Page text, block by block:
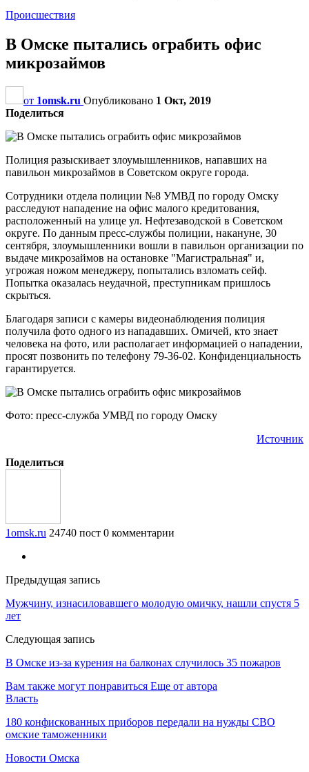
Происшествия
В Омске пытались ограбить офис
микрозаймов
от 1omsk.ru Опубликовано 1 Окт, 2019
Поделиться
Полиция разыскивает злоумышленников, напавших на
павильон микрозаймов в Советском округе города.
Сотрудники отдела полиции №8 УМВД по городу Омску
расследуют нападение на офис малого кредитования,
расположенный на улице ул. Нефтезаводской в Советском
округе. По данным пресс-службы полиции, накануне, 30
сентября, злоумышленники вошли в павильон организации по
выдаче микрозаймов на остановке "Магистральная" и,
угрожая ножом менеджеру, попытались взломать сейф.
Попытка оказалась неудачной, преступникам пришлось
скрыться.
Благодаря записи с камеры видеонаблюдения полиция
получила фото одного из нападавших. Омичей, кто знает
человека на фото, или располагает информацией о нападении,
просят позвонить по телефону 79-36-02. Конфиденциальность
гарантируется.
Фото: пресс-служба УМВД по городу Омску
Источник
Поделиться
1omsk.ru 24740 пост 0 комментарии
Предыдущая запись
Мужчину, изнасиловавшего молодую омичку, нашли спустя 5
лет
Следующая запись
В Омске из-за курения на балконах случилось 35 пожаров
Вам также могут понравиться Еще от автора
Власть
180 конфискованных приборов передали на нужды СВО
омские таможенники
Новости Омска